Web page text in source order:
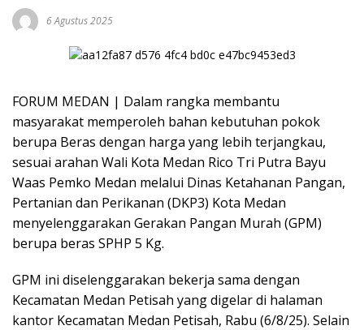
6 Agustus 2025
FORUM MEDAN | Dalam rangka membantu
masyarakat memperoleh bahan kebutuhan pokok
berupa Beras dengan harga yang lebih terjangkau,
sesuai arahan Wali Kota Medan Rico Tri Putra Bayu
Waas Pemko Medan melalui Dinas Ketahanan Pangan,
Pertanian dan Perikanan (DKP3) Kota Medan
menyelenggarakan Gerakan Pangan Murah (GPM)
berupa beras SPHP 5 Kg.
GPM ini diselenggarakan bekerja sama dengan
Kecamatan Medan Petisah yang digelar di halaman
kantor Kecamatan Medan Petisah, Rabu (6/8/25). Selain